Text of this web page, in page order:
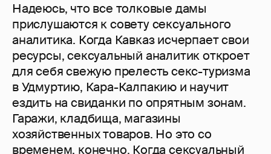
Надеюсь, что все толковые дамы
прислушаются к совету сексуального
аналитика. Когда Кавказ исчерпает свои
ресурсы, сексуальный аналитик откроет
для себя свежую прелесть секс-туризма
в Удмуртию, Кара-Калпакию и научит
ездить на свиданки по опрятным зонам.
Гаражи, кладбища, магазины
хозяйственных товаров. Но это со
временем, конечно. Когда сексуальный